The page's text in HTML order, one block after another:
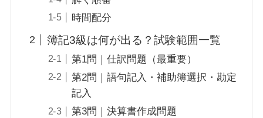
時間配分
簿記3級は何が出る？試験範囲一覧
第1問｜仕訳問題（最重要）
第2問｜語句記入・補助簿選択・勘定
記入
第3問｜決算書作成問題